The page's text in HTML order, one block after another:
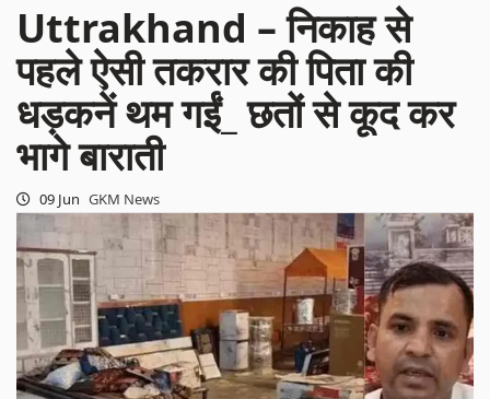
Uttrakhand – निकाह से
पहले ऐसी तकरार की पिता की
धड़कनें थम गईं_ छतों से कूद कर
भागे बाराती
09 Jun GKM News